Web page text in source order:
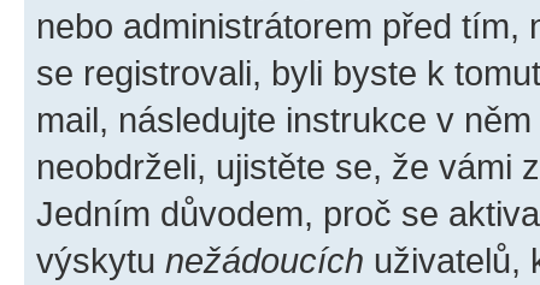
nebo administrátorem před tím,
se registrovali, byli byste k
mail, následujte instrukce v
neobdrželi, ujistěte se, že vámi
Jedním důvodem, proč se
výskytu nežádoucích uživatelů,